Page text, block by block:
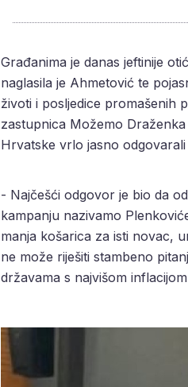
Građanima je danas jeftinije
naglasila je Ahmetović te
životi i posljedice promašenih
zastupnica Možemo
Hrvatske vrlo jasno
- Najčešći odgovor je bio da
kampanju nazivamo
manja košarica za isti novac,
ne može riješiti stambeno
državama s najvišom